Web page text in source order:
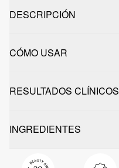
DESCRIPCIÓN
CÓMO USAR
RESULTADOS CLÍNICOS
INGREDIENTES